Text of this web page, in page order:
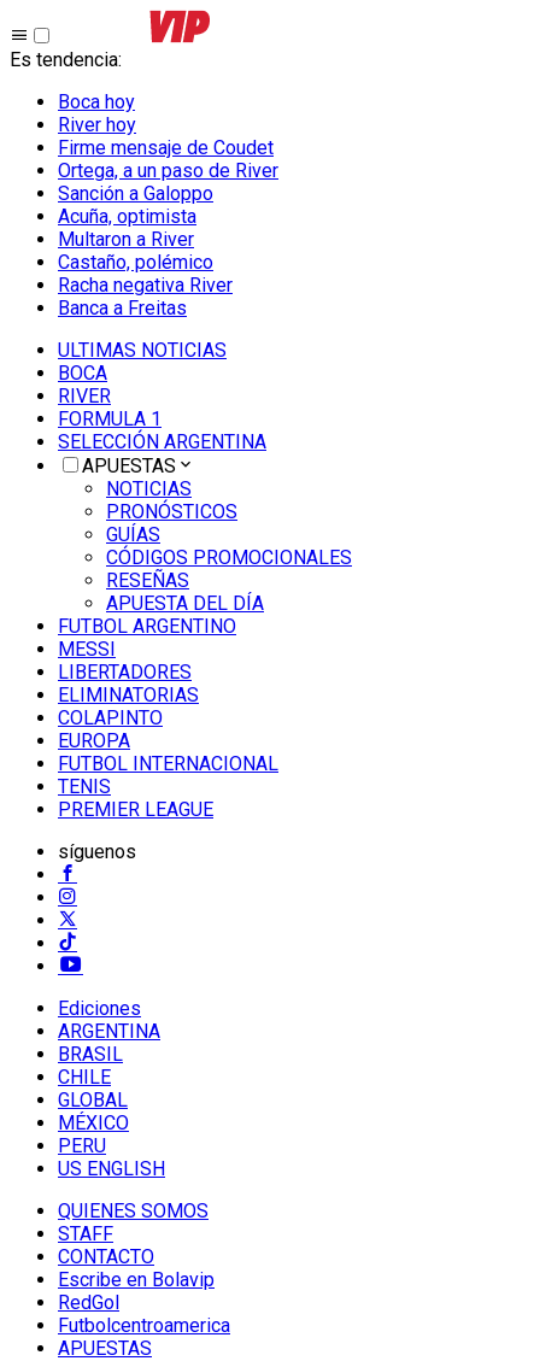
Es tendencia:
Boca hoy
River hoy
Firme mensaje de Coudet
Ortega, a un paso de River
Sanción a Galoppo
Acuña, optimista
Multaron a River
Castaño, polémico
Racha negativa River
Banca a Freitas
ULTIMAS NOTICIAS
BOCA
RIVER
FORMULA 1
SELECCIÓN ARGENTINA
APUESTAS
NOTICIAS
PRONÓSTICOS
GUÍAS
CÓDIGOS PROMOCIONALES
RESEÑAS
APUESTA DEL DÍA
FUTBOL ARGENTINO
MESSI
LIBERTADORES
ELIMINATORIAS
COLAPINTO
EUROPA
FUTBOL INTERNACIONAL
TENIS
PREMIER LEAGUE
síguenos
Ediciones
ARGENTINA
BRASIL
CHILE
GLOBAL
MÉXICO
PERU
US ENGLISH
QUIENES SOMOS
STAFF
CONTACTO
Escribe en Bolavip
RedGol
Futbolcentroamerica
APUESTAS